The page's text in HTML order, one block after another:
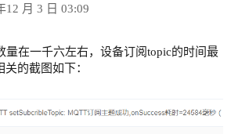
12 月 3 日 03:09
量在一千六左右，设备订阅topic的时间最
的截图如下：